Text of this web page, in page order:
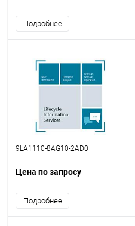
Подробнее
9LA1110-8AG10-2AD0
Цена по запросу
Подробнее